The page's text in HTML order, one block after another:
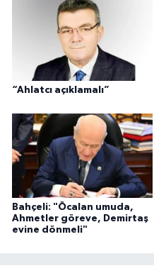
“Ahlatcı açıklamalı”
Bahçeli: "Öcalan umuda,
Ahmetler göreve, Demirtaş
evine dönmeli"